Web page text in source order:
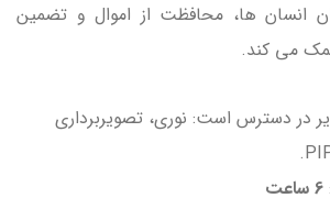
انسان ها، محافظت از اموال و تضمین
می کند.
در دسترس است: نوری، تصویربرداری
6 ساعت